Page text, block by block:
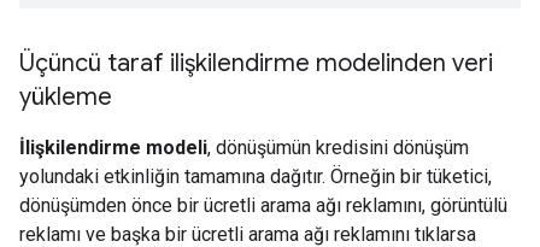
Üçüncü taraf ilişkilendirme modelinden veri
yükleme
İlişkilendirme modeli, dönüşümün kredisini dönüşüm
yolundaki etkinliğin tamamına dağıtır. Örneğin bir tüketici,
dönüşümden önce bir ücretli arama ağı reklamını, görüntülü
reklamı ve başka bir ücretli arama ağı reklamını tıklarsa